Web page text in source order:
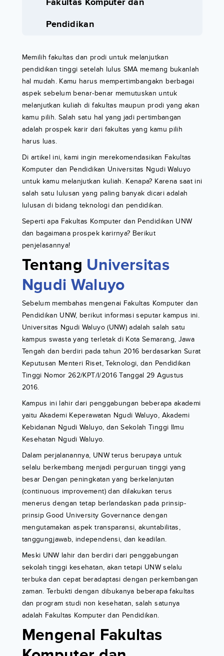
Fakultas Komputer dan
Pendidikan
Memilih fakultas dan prodi untuk melanjutkan
pendidikan tinggi setelah lulus SMA memang bukanlah
hal mudah. Kamu harus mempertimbangakn berbagai
aspek sebelum benar-benar memutuskan untuk
melanjutkan kuliah di fakultas maupun prodi yang akan
kamu pilih. Salah satu hal yang jadi pertimbangan
adalah prospek karir dari fakultas yang kamu pilih
harus luas.
Di artikel ini, kami ingin merekomendasikan Fakultas
Komputer dan Pendidikan Universitas Ngudi Waluyo
untuk kamu melanjutkan kuliah. Kenapa? Karena saat ini
salah satu lulusan yang paling banyak dicari adalah
lulusan di bidang teknologi dan pendidikan.
Seperti apa Fakultas Komputer dan Pendidikan UNW
dan bagaimana prospek karirnya? Berikut
penjelasannya!
Tentang Universitas
Ngudi Waluyo
Sebelum membahas mengenai Fakultas Komputer dan
Pendidikan UNW, berikut informasi seputar kampus ini.
Universitas Ngudi Waluyo (UNW) adalah salah satu
kampus swasta yang terletak di Kota Semarang, Jawa
Tengah dan berdiri pada tahun 2016 berdasarkan Surat
Keputusan Menteri Riset, Teknologi, dan Pendidikan
Tinggi Nomor 262/KPT/I/2016 Tanggal 29 Agustus
2016.
Kampus ini lahir dari penggabungan beberapa akademi
yaitu Akademi Keperawatan Ngudi Waluyo, Akademi
Kebidanan Ngudi Waluyo, dan Sekolah Tinggi Ilmu
Kesehatan Ngudi Waluyo.
Dalam perjalanannya, UNW terus berupaya untuk
selalu berkembang menjadi perguruan tinggi yang
besar Dengan peningkatan yang berkelanjutan
(continuous improvement) dan dilakukan terus
menerus dengan tetap berlandaskan pada prinsip-
prinsip Good University Governance dengan
mengutamakan aspek transparansi, akuntabilitas,
tanggungjawab, independensi, dan keadilan.
Meski UNW lahir dan berdiri dari penggabungan
sekolah tinggi kesehatan, akan tetapi UNW selalu
terbuka dan cepat beradaptasi dengan perkembangan
zaman. Terbukti dengan dibukanya beberapa fakultas
dan program studi non kesehatan, salah satunya
adalah Fakultas Komputer dan Pendidikan.
Mengenal Fakultas